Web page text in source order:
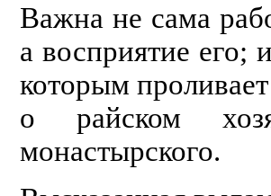
Важна не сама
а восприя­тие его;
которым
о райском
монастырского.